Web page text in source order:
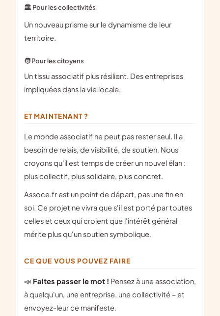
🏛 Pour les collectivités
Un nouveau prisme sur le dynamisme de leur
territoire.
🧑 Pour les citoyens
Un tissu associatif plus résilient. Des entreprises
impliquées dans la vie locale.
ET MAINTENANT ?
Le monde associatif ne peut pas rester seul. Il a
besoin de relais, de visibilité, de soutien. Nous
croyons qu'il est temps de créer un nouvel élan :
plus collectif, plus solidaire, plus concret.
Assoce.fr est un point de départ, pas une fin en
soi. Ce projet ne vivra que s'il est porté par toutes
celles et ceux qui croient que l'intérêt général
mérite plus qu'un soutien symbolique.
CE QUE VOUS POUVEZ FAIRE
Faites passer le mot ! Pensez à une association,
à quelqu'un, une entreprise, une collectivité – et
envoyez-leur ce manifeste.